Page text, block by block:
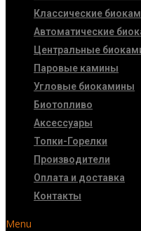
Классические
Автоматические
Центральные
Паровые камины
Угловые биокамины
Биотопливо
Аксессуары
Топки-Горелки
Производители
Оплата и доставка
Контакты
Menu